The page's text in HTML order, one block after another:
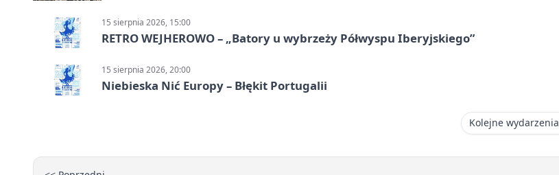
15 sierpnia 2026, 15:00
RETRO WEJHEROWO – „Batory u wybrzeży Półwyspu Iberyjskiego”
15 sierpnia 2026, 20:00
Niebieska Nić Europy – Błękit Portugalii
Kolejne wydarzenia